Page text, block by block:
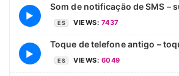
▶
Som de notificação de SMS –
ES VIEWS: 7437
▶
Toque de telefone antigo –
ES VIEWS: 6049